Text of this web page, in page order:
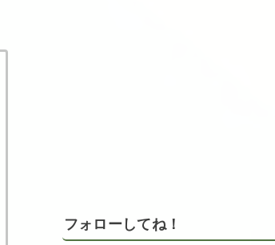
フォローしてね！